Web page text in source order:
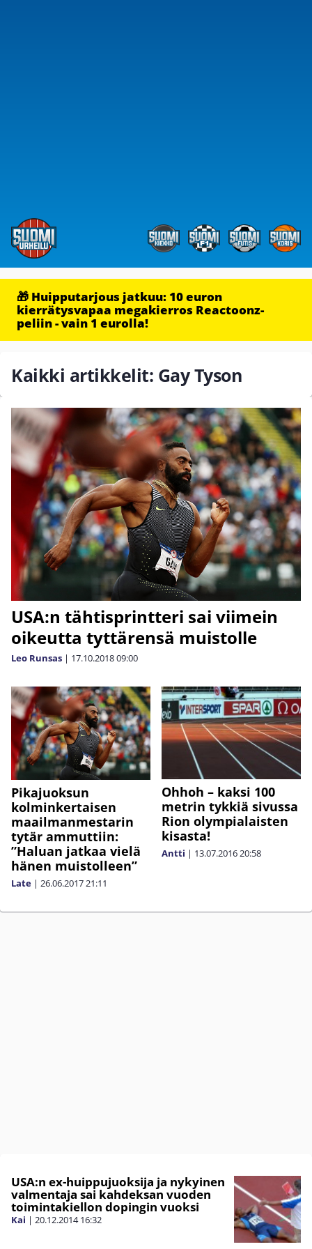
🎁 Huipputarjous jatkuu: 10 euron
kierrätysvapaa megakierros Reactoonz-
peliin - vain 1 eurolla!
Kaikki artikkelit: Gay Tyson
USA:n tähtisprintteri sai viimein
oikeutta tyttärensä muistolle
Leo Runsas | 17.10.201809:00
Pikajuoksun
kolminkertaisen
maailmanmestarin
tytär ammuttiin:
”Haluan jatkaa vielä
hänen muistolleen”
Late | 26.06.201721:11
Ohhoh – kaksi 100
metrin tykkiä sivussa
Rion olympialaisten
kisasta!
Antti | 13.07.201620:58
USA:n ex-huippujuoksija ja nykyinen
valmentaja sai kahdeksan vuoden
toimintakiellon dopingin vuoksi
Kai | 20.12.2014 16:32